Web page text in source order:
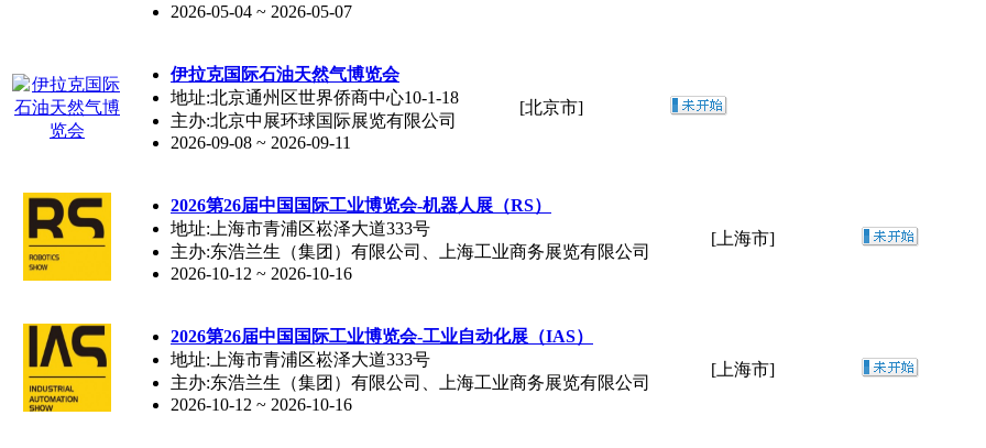
2026-05-04 ~ 2026-05-07
伊拉克国际石油天然气博览会
地址:北京通州区世界侨商中心10-1-18
主办:北京中展环球国际展览有限公司
2026-09-08 ~ 2026-09-11
[北京市]
2026第26届中国国际工业博览会-机器人展（RS）
地址:上海市青浦区崧泽大道333号
主办:东浩兰生（集团）有限公司、上海工业商务展览有限公司
2026-10-12 ~ 2026-10-16
[上海市]
2026第26届中国国际工业博览会-工业自动化展（IAS）
地址:上海市青浦区崧泽大道333号
主办:东浩兰生（集团）有限公司、上海工业商务展览有限公司
2026-10-12 ~ 2026-10-16
[上海市]